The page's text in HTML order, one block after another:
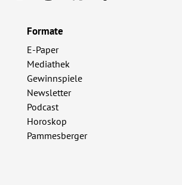
Formate
E-Paper
Mediathek
Gewinnspiele
Newsletter
Podcast
Horoskop
Pammesberger